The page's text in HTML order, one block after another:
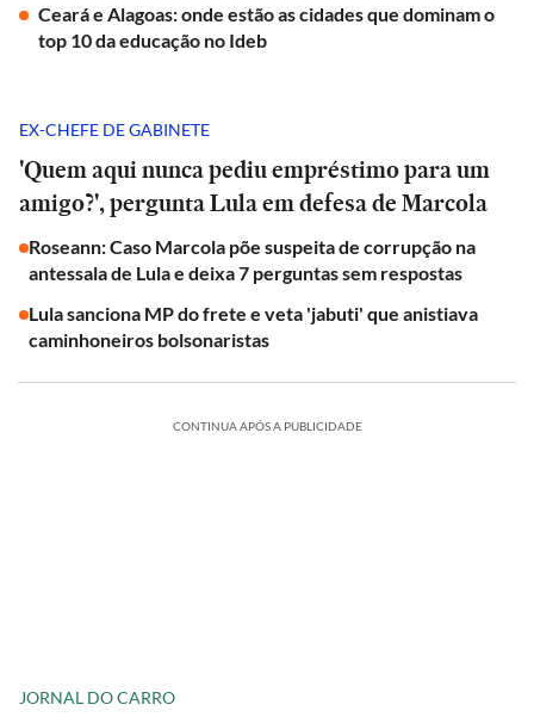
Ceará e Alagoas: onde estão as cidades que dominam o
top 10 da educação no Ideb
EX-CHEFE DE GABINETE
'Quem aqui nunca pediu empréstimo para um
amigo?', pergunta Lula em defesa de Marcola
Roseann: Caso Marcola põe suspeita de corrupção na
antessala de Lula e deixa 7 perguntas sem respostas
Lula sanciona MP do frete e veta 'jabuti' que anistiava
caminhoneiros bolsonaristas
CONTINUA APÓS A PUBLICIDADE
JORNAL DO CARRO